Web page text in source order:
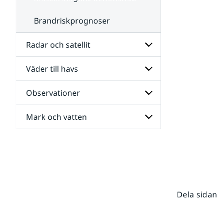
Brandriskprognoser
Radar och satellit
Undersidor
för
Radar
och
satellit
Väder till havs
Undersidor
för
Väder
till
havs
Observationer
Undersidor
för
Mark och vatten
Dela sidan